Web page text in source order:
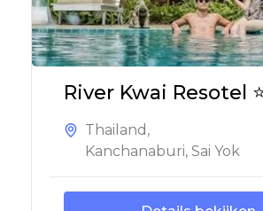
River Kwai Resotel
Thailand ,
Kanchanaburi, Sai Yok